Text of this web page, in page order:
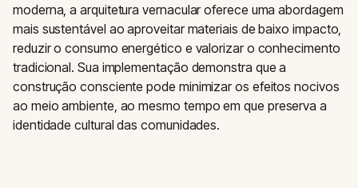
moderna, a arquitetura vernacular oferece uma abordagem
mais sustentável ao aproveitar materiais de baixo impacto,
reduzir o consumo energético e valorizar o conhecimento
tradicional. Sua implementação demonstra que a
construção consciente pode minimizar os efeitos nocivos
ao meio ambiente, ao mesmo tempo em que preserva a
identidade cultural das comunidades.